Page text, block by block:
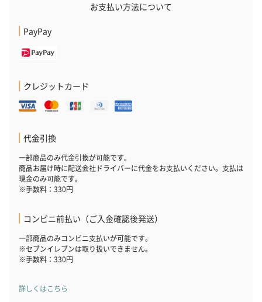
のオイル漬（981円）
お支払い方法について
PayPay
クレジットカード
代金引換
一部商品のみ代金引換が可能です。
商品お届け時に配送会社ドライバーに代金をお支払いください。支払は
現金のみ可能です。
※手数料：330円
コンビニ前払い（ご入金確認後発送）
一部商品のみコンビニ支払いが可能です。
※セブンイレブンは取り扱いできません。
※手数料：330円
詳しくはこちら